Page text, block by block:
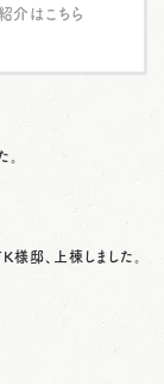
介はこちら
邸、上棟しました。